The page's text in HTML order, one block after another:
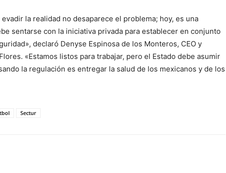
la realidad no desaparece el problema; hoy, es una
sentarse con la iniciativa privada para establecer en conjunto
declaró Denyse Espinosa de los Monteros, CEO y
«Estamos listos para trabajar, pero el Estado debe asumir
la regulación es entregar la salud de los mexicanos y de los
Sectur